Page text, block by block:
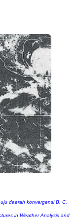
daerah konvergensi B, C,
in Weather Analysis and